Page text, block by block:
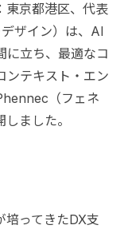
東京都港区、代表
ザイン）は、AI
に立ち、最適なコ
ンテキスト・エン
（フェネ
ました。
培ってきたDX支